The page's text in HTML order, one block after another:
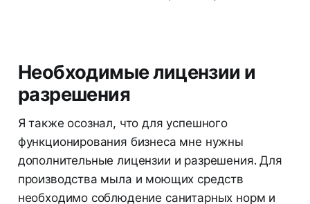
Необходимые лицензии и
разрешения
Я также осознал, что для успешного
функционирования бизнеса мне нужны
дополнительные лицензии и разрешения. Для
производства мыла и моющих средств
необходимо соблюдение санитарных норм и